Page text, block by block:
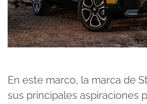
En este marco, la marca de
sus principales aspiraciones